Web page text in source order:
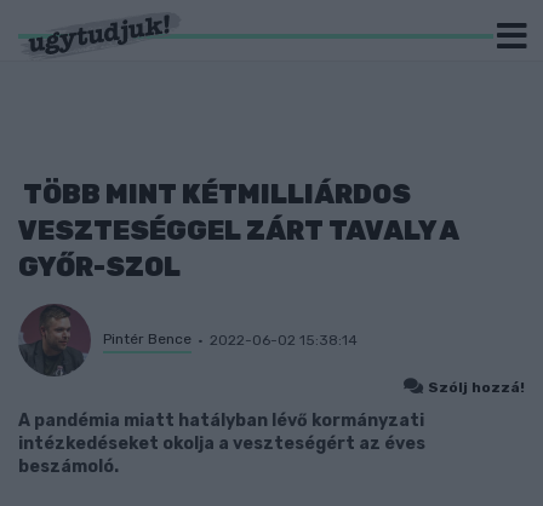
TÖBB MINT KÉTMILLIÁRDOS
VESZTESÉGGEL ZÁRT TAVALY A
GYŐR-SZOL
Pintér Bence 2022-06-02 15:38:14
Szólj hozzá!
A pandémia miatt hatályban lévő kormányzati
intézkedéseket okolja a veszteségért az éves
beszámoló.